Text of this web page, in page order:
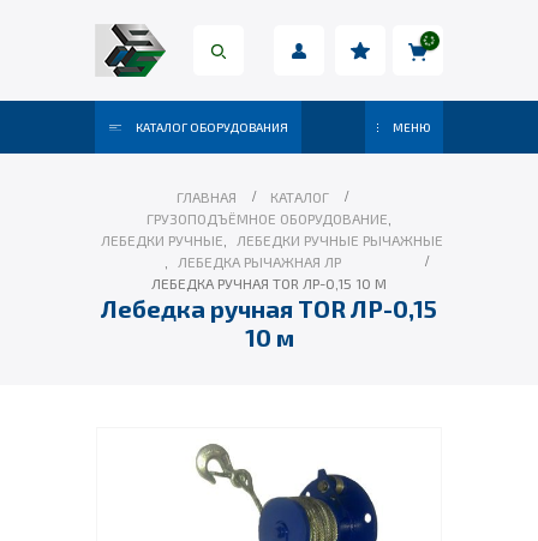
КАТАЛОГ ОБОРУДОВАНИЯ МЕНЮ
ГЛАВНАЯ
КАТАЛОГ
ГРУЗОПОДЪЁМНОЕ ОБОРУДОВАНИЕ
ЛЕБЕДКИ РУЧНЫЕ
ЛЕБЕДКИ РУЧНЫЕ РЫЧАЖНЫЕ
ЛЕБЕДКА РЫЧАЖНАЯ ЛР
ЛЕБЕДКА РУЧНАЯ TOR ЛР-0,15 10 М
Лебедка ручная TOR ЛР-0,15
10 м